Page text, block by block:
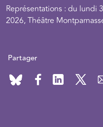
Représentations : du lundi
2026, Théâtre
Partager